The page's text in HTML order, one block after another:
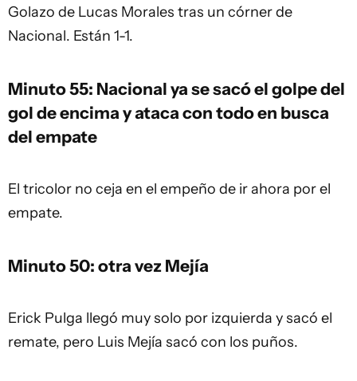
Golazo de Lucas Morales tras un córner de
Nacional. Están 1-1.
Minuto 55: Nacional ya se sacó el golpe del
gol de encima y ataca con todo en busca
del empate
El tricolor no ceja en el empeño de ir ahora por el
empate.
Minuto 50: otra vez Mejía
Erick Pulga llegó muy solo por izquierda y sacó el
remate, pero Luis Mejía sacó con los puños.